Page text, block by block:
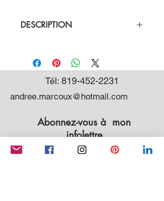
DESCRIPTION
* Pièce unique, ciment et acier.
* Vendu à la galerie Sylvain Fortier,
Tél: 819-452-2231
andree.marcoux@hotmail.com
Abonnez-vous à mon
infolettre